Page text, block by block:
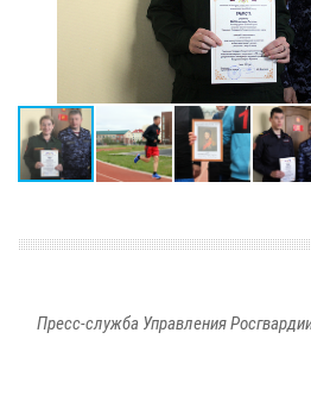
Пресс-служба Управления